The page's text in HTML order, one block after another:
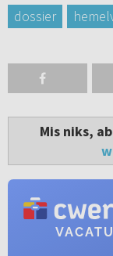
dossier
Mis niks,